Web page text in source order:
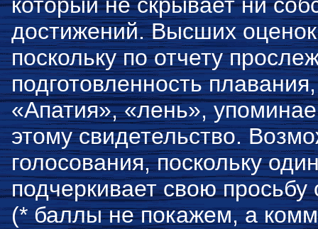
достижений. Высших
поскольку по отчету
подготовленность
«Апатия», «лень»,
этому свидетельство.
голосования, поскольку
подчеркивает свою просьбу
(* баллы не покажем, а